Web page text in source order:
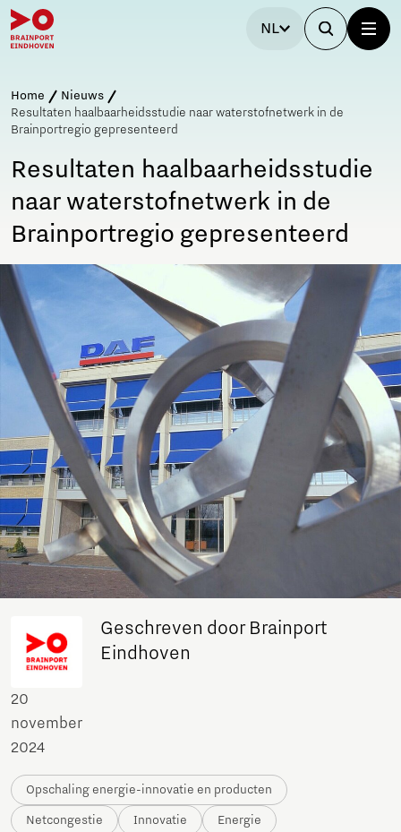
NL
Home
Nieuws
Resultaten haalbaarheidsstudie naar waterstofnetwerk in de
Brainportregio gepresenteerd
Resultaten haalbaarheidsstudie
naar waterstofnetwerk in de
Brainportregio gepresenteerd
Geschreven door Brainport
Eindhoven
20
november
2024
Opschaling energie-innovatie en producten
Netcongestie Innovatie Energie